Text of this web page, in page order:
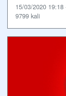
15/03/2020
9799 kali